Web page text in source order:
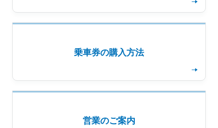
乗車券の購入方法
詳細を見る
営業のご案内
詳細を見る